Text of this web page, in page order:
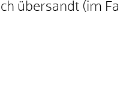
übersandt (im